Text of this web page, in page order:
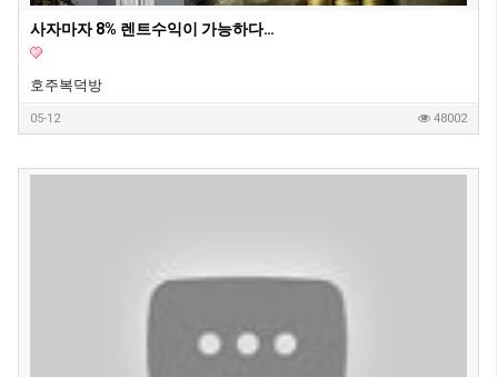
사자마자 8% 렌트수익이 가능하다는 호주 새집 1부
호주복덕방
05-12 48002